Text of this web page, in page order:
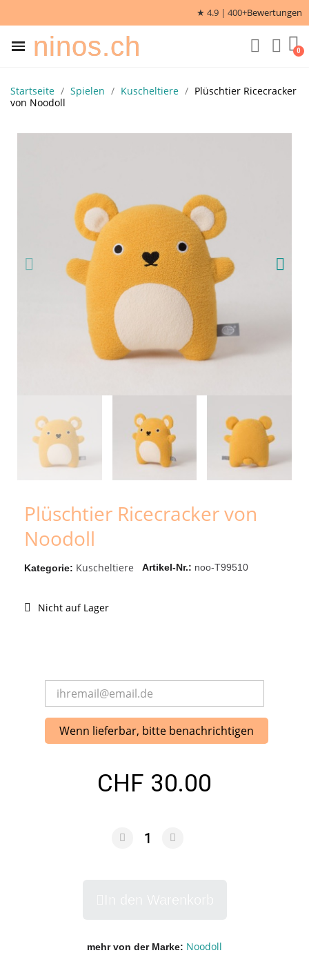
★ 4.9 | 400+Bewertungen
ninos.ch
Startseite Spielen Kuscheltiere
Plüschtier Ricecracker
von Noodoll
Plüschtier Ricecracker von
Noodoll
Kategorie Kuscheltiere Artikel-Nr. noo-T99510
Nicht auf Lager
Wenn lieferbar, bitte benachrichtigen
CHF 30.00
mehr von der Marke Noodoll